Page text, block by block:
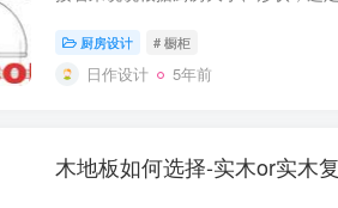
厨房设计 # 橱柜
日作设计 5年前
木地板如何选择-实木or实木